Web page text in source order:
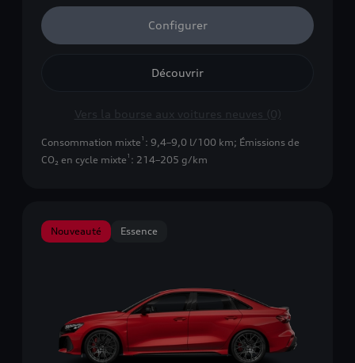
Configurer
Découvrir
Vers la bourse aux voitures neuves (0)
Consommation mixte 1 : 9,4–9,0 l/100 km; Émissions de
CO₂ en cycle mixte 1 : 214–205 g/km
Nouveauté Essence